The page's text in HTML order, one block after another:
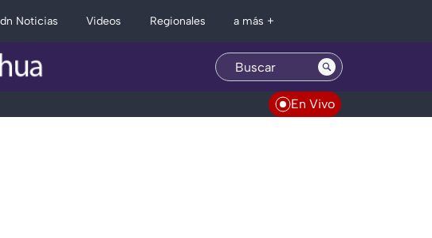
Noticias Videos Regionales a más +
En Vivo